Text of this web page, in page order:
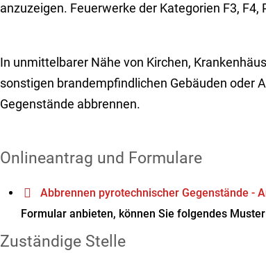
anzuzeigen. Feuerwerke der Kategorien F3, F4,
In unmittelbarer Nähe von Kirchen,
sonstigen brandempfindlichen Gebäuden oder
Gegenstände abbrennen.
Onlineantrag und Formulare
Abbrennen pyrotechnischer Gegenstände -
Formular anbieten, können Sie folgendes
Zuständige Stelle